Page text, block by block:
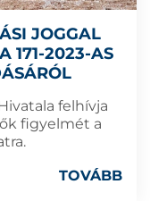
JOGGAL
171-2023-AS
felhívja
figyelmét a
TOVÁBB